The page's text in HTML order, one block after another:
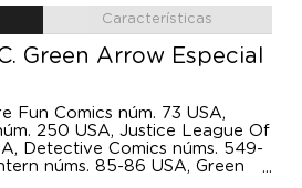
Características
Green Arrow Especial
Fun Comics núm. 73 USA,
250 USA, Justice League Of
Detective Comics núms. 549-
núms. 85-86 USA, Green
Arrow núm. 33 USA